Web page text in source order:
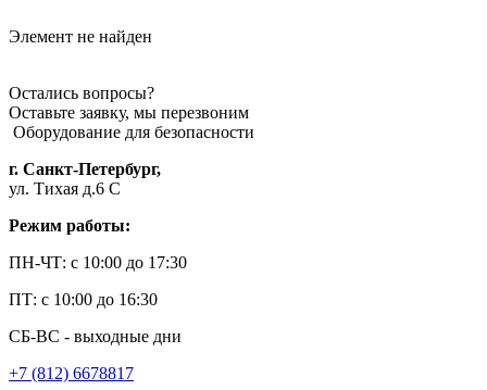
Элемент не найден
Остались вопросы?
Оставьте заявку, мы перезвоним
Оборудование для безопасности
г. Санкт-Петербург,
ул. Тихая д.6 С
Режим работы:
ПН-ЧТ: с 10:00 до 17:30
ПТ: с 10:00 до 16:30
СБ-ВС - выходные дни
+7 (812) 6678817